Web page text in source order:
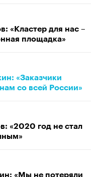
«Кластер для нас –
площадка»
«Заказчики
со всей России»
«2020 год не стал
«Мы не потеряли